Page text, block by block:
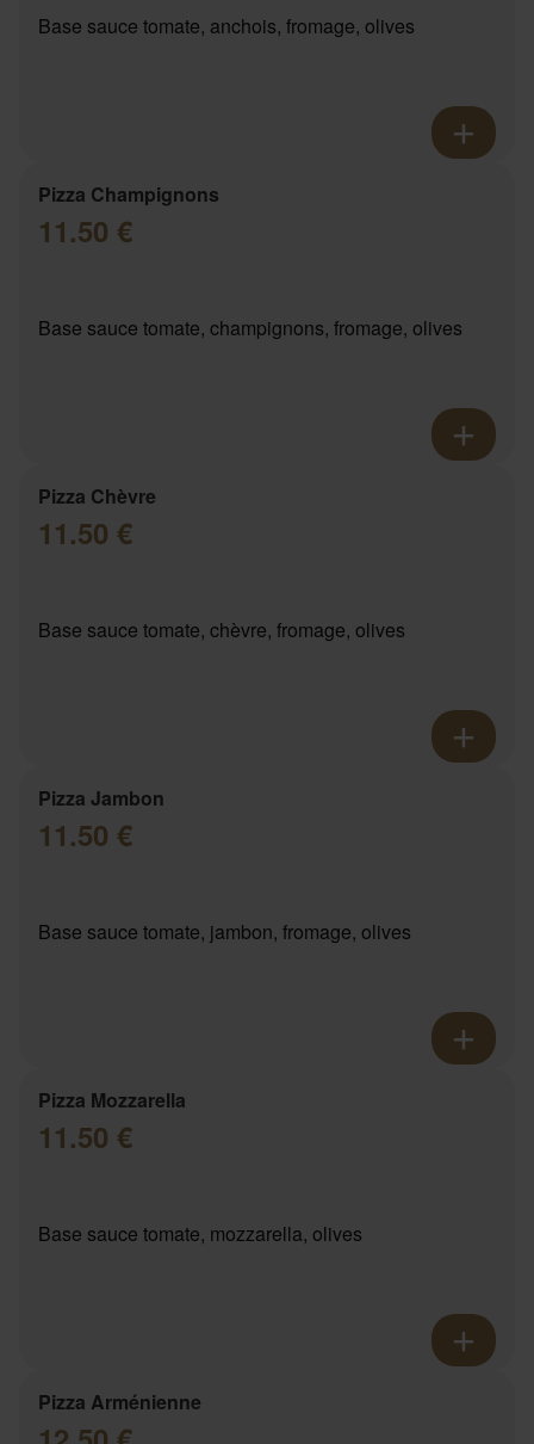
Base sauce tomate, anchois, fromage, olives
Pizza Champignons
11.50 €
Base sauce tomate, champignons, fromage, olives
Pizza Chèvre
11.50 €
Base sauce tomate, chèvre, fromage, olives
Pizza Jambon
11.50 €
Base sauce tomate, jambon, fromage, olives
Pizza Mozzarella
11.50 €
Base sauce tomate, mozzarella, olives
Pizza Arménienne